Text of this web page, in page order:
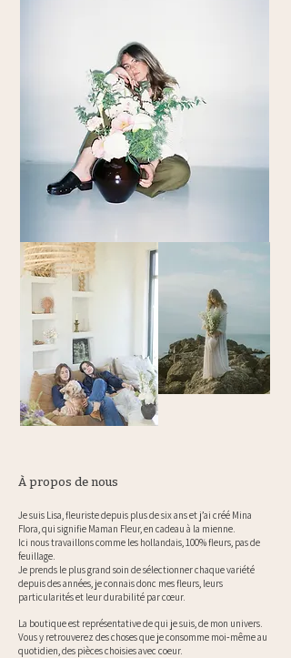
À propos de nous
Je suis Lisa, fleuriste depuis plus de six ans et j’ai créé Mina
Flora, qui signifie Maman Fleur, en cadeau à la mienne.
Ici nous travaillons comme les hollandais, 100% fleurs, pas de
feuillage.
Je prends le plus grand soin de sélectionner chaque variété
depuis des années, je connais donc mes fleurs, leurs
particularités et leur durabilité par cœur.
La boutique est représentative de qui je suis, de mon univers.
Vous y retrouverez des choses que je consomme moi‑même au
quotidien, des pièces choisies avec coeur.